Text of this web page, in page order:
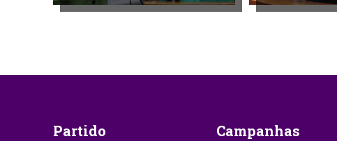
Partido Campanhas